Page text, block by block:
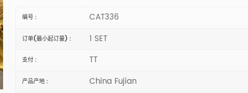
编号 : CAT336
订单(最小起订量) : 1 SET
支付 : TT
产品产地 : China Fujian